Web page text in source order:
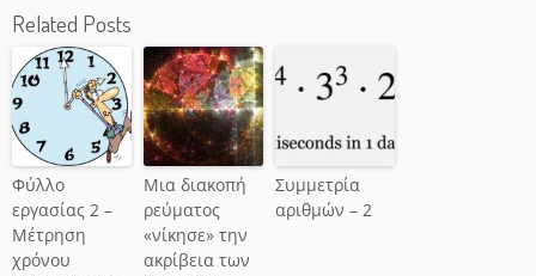
Related Posts
Φύλλο
εργασίας 2 –
Μέτρηση
χρόνου
Μια διακοπή
ρεύματος
«νίκησε» την
ακρίβεια των
Συμμετρία
αριθμών – 2